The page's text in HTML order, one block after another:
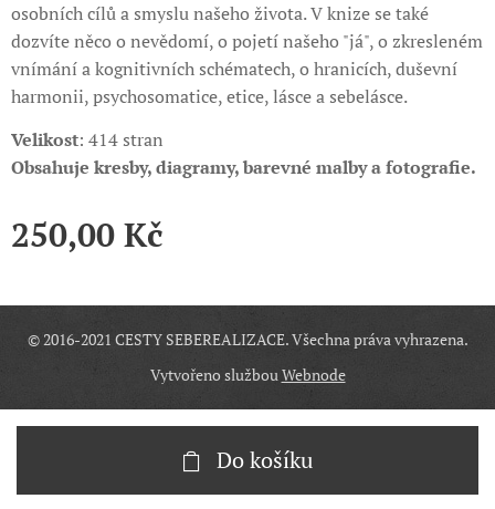
osobních cílů a smyslu našeho života. V knize se také
dozvíte něco o nevědomí, o pojetí našeho "já", o zkresleném
vnímání a kognitivních schématech, o hranicích, duševní
harmonii, psychosomatice, etice, lásce a sebelásce.
Velikost: 414 stran
Obsahuje kresby, diagramy, barevné malby a fotografie.
250,00 Kč
Do košíku
© 2016-2021 CESTY SEBEREALIZACE. Všechna práva vyhrazena.
Vytvořeno službouWebnode